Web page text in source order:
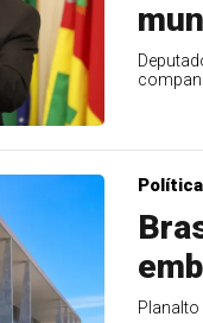
Política
Planalto